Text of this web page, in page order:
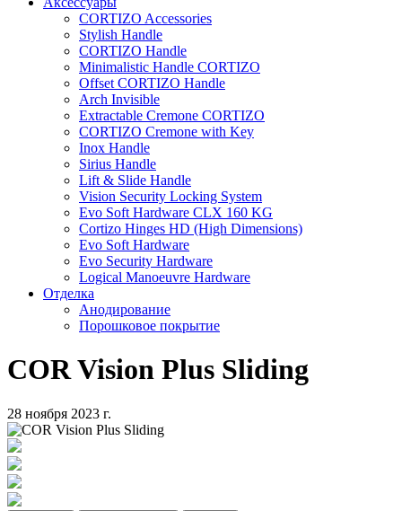
CORTIZO Accessories
Stylish Handle
CORTIZO Handle
Minimalistic Handle CORTIZO
Offset CORTIZO Handle
Arch Invisible
Extractable Cremone CORTIZO
CORTIZO Cremone with Key
Inox Handle
Sirius Handle
Lift & Slide Handle
Vision Security Locking System
Evo Soft Hardware CLX 160 KG
Cortizo Hinges HD (High Dimensions)
Evo Soft Hardware
Evo Security Hardware
Logical Manoeuvre Hardware
Отделка
Анодирование
Порошковое покрытие
COR Vision Plus Sliding
28 ноября 2023 г.